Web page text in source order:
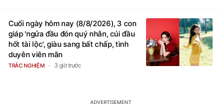
Cuối ngày hôm nay (8/8/2026), 3 con
giáp 'ngửa đầu đón quý nhân, cúi đầu
hốt tài lộc', giàu sang bất chấp, tình
duyên viên mãn
TRẮC NGHIỆM 3 giờ trước